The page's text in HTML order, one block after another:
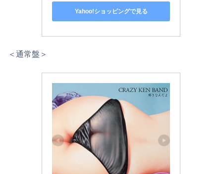
Yahoo!ショッピングで見る
＜通常盤＞